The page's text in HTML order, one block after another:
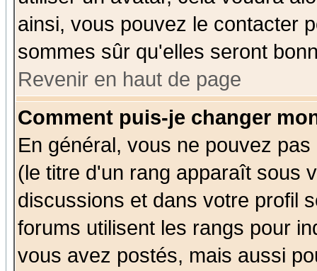
ainsi, vous pouvez le contacter
sommes sûr qu'elles seront
Revenir en haut de page
Comment puis-je changer
En général, vous ne pouvez
(le titre d'un rang apparaît sous
discussions et dans votre profil
forums utilisent les rangs pour
vous avez postés, mais aussi